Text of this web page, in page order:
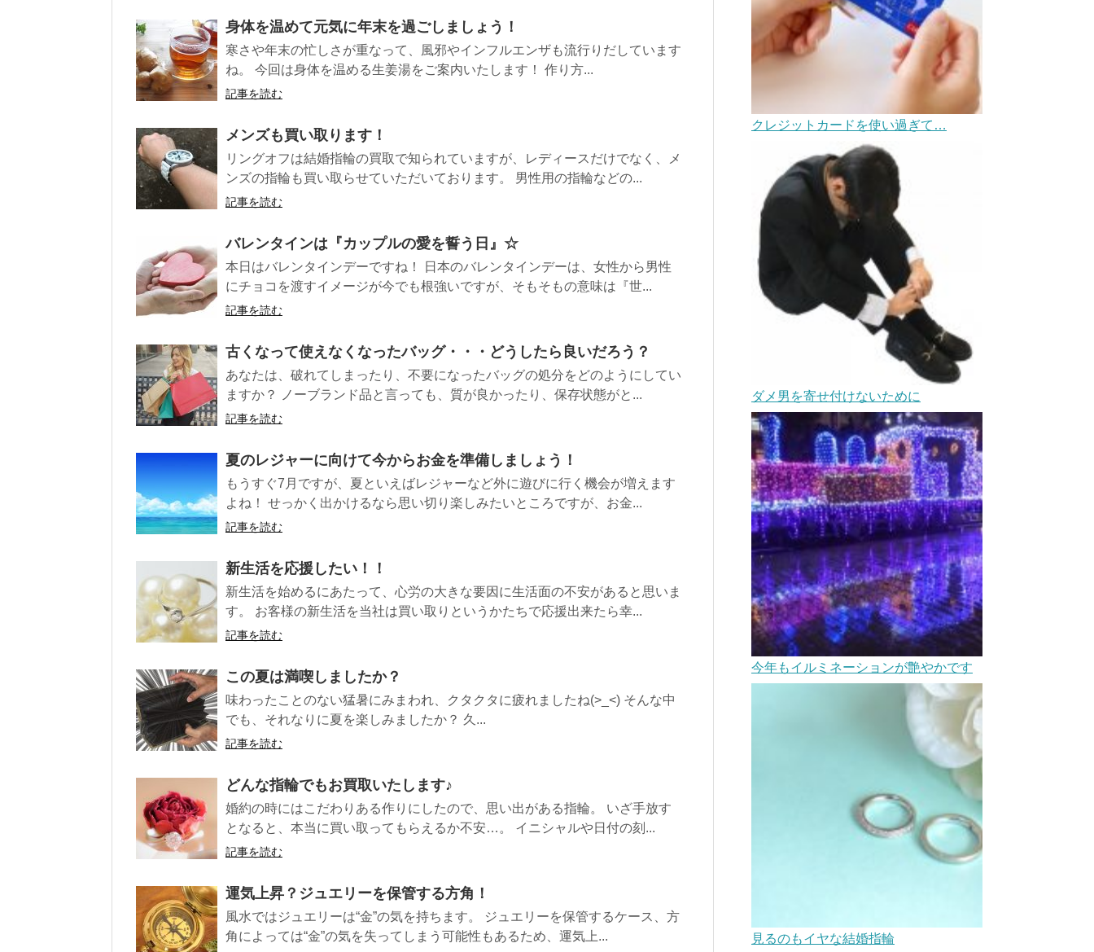
身体を温めて元気に年末を過ごしましょう！
寒さや年末の忙しさが重なって、風邪やインフルエンザも流行りだしています
ね。 今回は身体を温める生姜湯をご案内いたします！ 作り方...
記事を読む
メンズも買い取ります！
リングオフは結婚指輪の買取で知られていますが、レディースだけでなく、メ
ンズの指輪も買い取らせていただいております。 男性用の指輪などの...
記事を読む
バレンタインは『カップルの愛を誓う日』☆
本日はバレンタインデーですね！ 日本のバレンタインデーは、女性から男性
にチョコを渡すイメージが今でも根強いですが、そもそもの意味は『世...
記事を読む
古くなって使えなくなったバッグ・・・どうしたら良いだろう？
あなたは、破れてしまったり、不要になったバッグの処分をどのようにしてい
ますか？ ノーブランド品と言っても、質が良かったり、保存状態がと...
記事を読む
夏のレジャーに向けて今からお金を準備しましょう！
もうすぐ7月ですが、夏といえばレジャーなど外に遊びに行く機会が増えます
よね！ せっかく出かけるなら思い切り楽しみたいところですが、お金...
記事を読む
新生活を応援したい！！
新生活を始めるにあたって、心労の大きな要因に生活面の不安があると思いま
す。 お客様の新生活を当社は買い取りというかたちで応援出来たら幸...
記事を読む
この夏は満喫しましたか？
味わったことのない猛暑にみまわれ、クタクタに疲れましたね(>_<) そんな中
でも、それなりに夏を楽しみましたか？ 久...
記事を読む
どんな指輪でもお買取いたします♪
婚約の時にはこだわりある作りにしたので、思い出がある指輪。 いざ手放す
となると、本当に買い取ってもらえるか不安…。 イニシャルや日付の刻...
記事を読む
運気上昇？ジュエリーを保管する方角！
風水ではジュエリーは“金”の気を持ちます。 ジュエリーを保管するケース、方
角によっては“金”の気を失ってしまう可能性もあるため、運気上...
クレジットカードを使い過ぎて…
ダメ男を寄せ付けないために
今年もイルミネーションが艶やかです
見るのもイヤな結婚指輪